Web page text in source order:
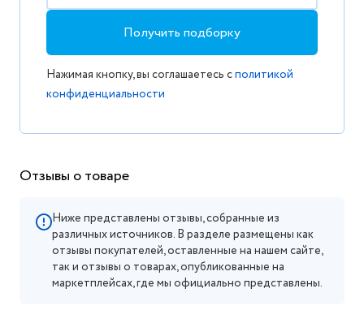
Получить подборку
Нажимая кнопку, вы соглашаетесь сполитикой
конфиденциальности
Отзывы о товаре
Ниже представлены отзывы, собранные из
различных источников. В разделе размещены как
отзывы покупателей, оставленные на нашем сайте,
так и отзывы о товарах, опубликованные на
маркетплейсах, где мы официально представлены.